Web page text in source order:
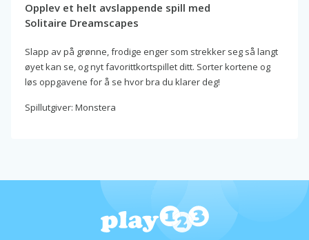
Opplev et helt avslappende spill med
Solitaire Dreamscapes
Slapp av på grønne, frodige enger som strekker seg så langt
øyet kan se, og nyt favorittkortspillet ditt. Sorter kortene og
løs oppgavene for å se hvor bra du klarer deg!
Spillutgiver: Monstera